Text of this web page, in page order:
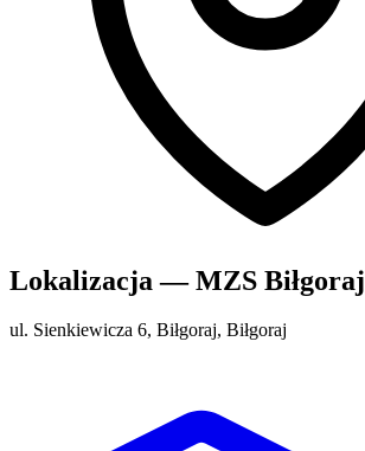
Lokalizacja — MZS Biłgoraj
ul. Sienkiewicza 6, Biłgoraj, Biłgoraj